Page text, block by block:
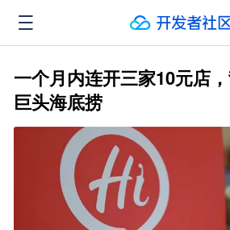
一个月内连开三家10元店
巨头海底捞